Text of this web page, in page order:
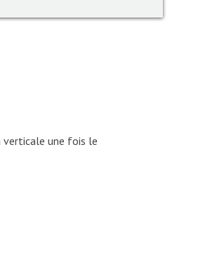
verticale une fois le